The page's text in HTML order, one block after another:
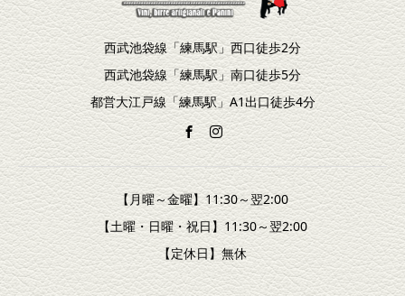
西武池袋線「練馬駅」西口徒歩2分
西武池袋線「練馬駅」南口徒歩5分
都営大江戸線「練馬駅」A1出口徒歩4分
【月曜～金曜】11:30～翌2:00
【土曜・日曜・祝日】11:30～翌2:00
【定休日】無休